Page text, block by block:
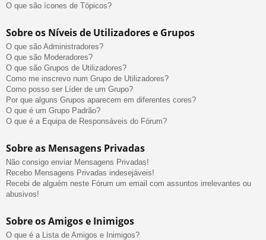
O que são ícones de Tópicos?
Sobre os Níveis de Utilizadores e Grupos
O que são Administradores?
O que são Moderadores?
O que são Grupos de Utilizadores?
Como me inscrevo num Grupo de Utilizadores?
Como posso ser Líder de um Grupo?
Por que alguns Grupos aparecem em diferentes cores?
O que é um Grupo Padrão?
O que é a Equipa de Responsáveis do Fórum?
Sobre as Mensagens Privadas
Não consigo enviar Mensagens Privadas!
Recebo Mensagens Privadas indesejáveis!
Recebi de alguém neste Fórum um email com assuntos irrelevantes ou
abusivos!
Sobre os Amigos e Inimigos
O que é a Lista de Amigos e Inimigos?